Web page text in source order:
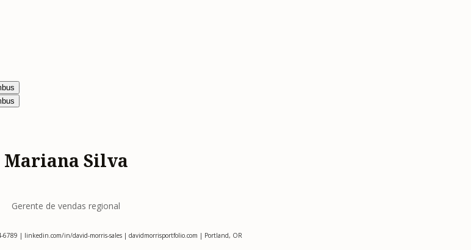
Mariana Silva
Gerente de vendas regional
6789 | linkedin.com/in/david-morris-sales | davidmorrisportfolio.com | Portland, OR